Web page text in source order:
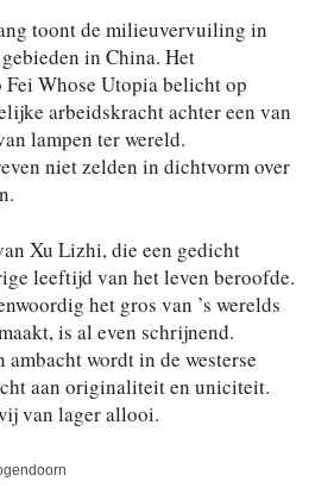
toont de milieuvervuiling in
in China. Het
Whose Utopia belicht op
arbeidskracht achter een van
lampen ter wereld.
niet zelden in dichtvorm over
Xu Lizhi, die een gedicht
leeftijd van het leven beroofde.
het gros van ’s werelds
is al even schrijnend.
wordt in de westerse
aan originaliteit en uniciteit.
van lager allooi.